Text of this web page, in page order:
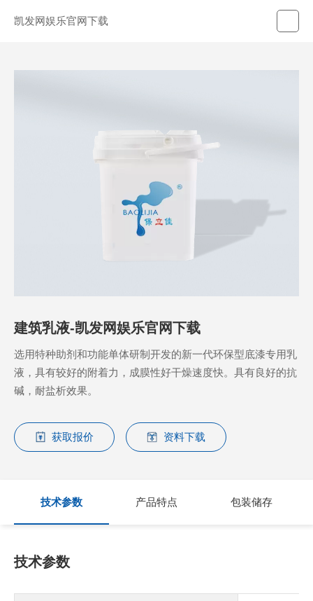
凯发网娱乐官网下载
建筑乳液-凯发网娱乐官网下载
选用特种助剂和功能单体研制开发的新一代环保型底漆专用乳
液，具有较好的附着力，成膜性好干燥速度快。具有良好的抗
碱，耐盐析效果。
获取报价 资料下载
技术参数 产品特点 包装储存
技术参数